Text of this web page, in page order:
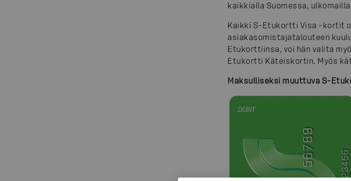
kaikkialla Suomessa,
Kaikki S-Etukortti Visa -kortit
asiakasomistajatalouteen
Etukorttiinsa, voi hän valita
Etukortti Käteiskortin. Myös
Maksulliseksi muuttuva S-